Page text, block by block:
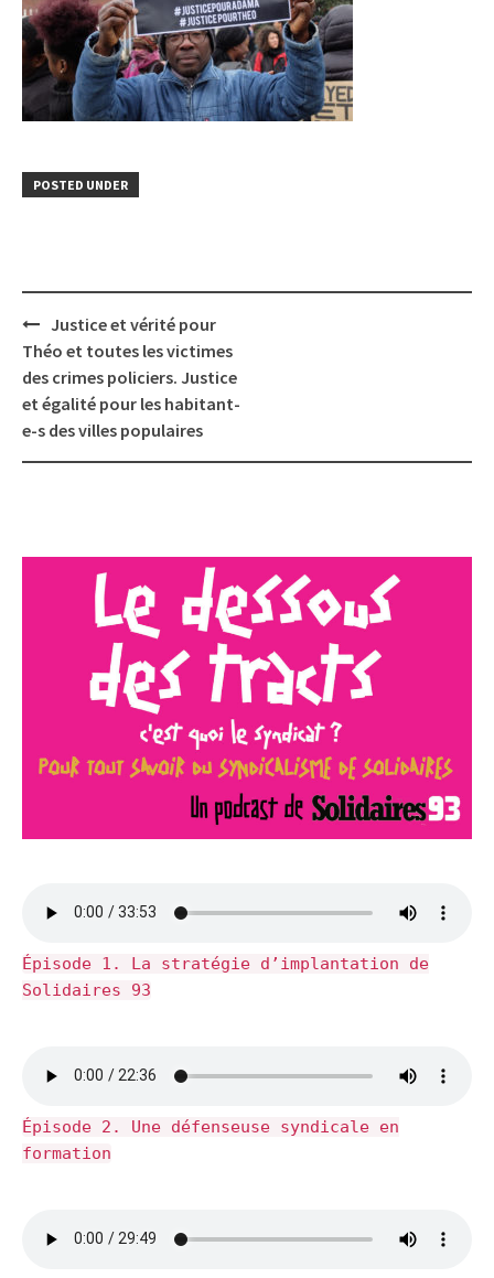
POSTED UNDER
Post
navigation
Justice et vérité pour
Théo et toutes les victimes
des crimes policiers. Justice
et égalité pour les habitant-
e-s des villes populaires
Épisode 1. La stratégie d’implantation de
Solidaires 93
Épisode 2. Une défenseuse syndicale en
formation